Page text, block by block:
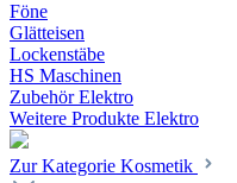
Föne
Glätteisen
Lockenstäbe
HS Maschinen
Zubehör Elektro
Weitere Produkte Elektro
Zur Kategorie Kosmetik